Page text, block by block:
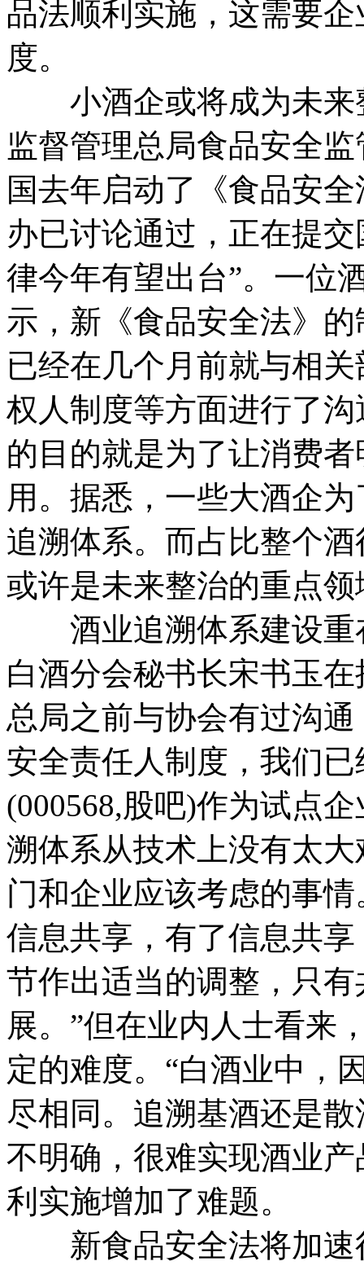
品法顺利实施，这需要
度。
小酒企或将成为未来
监督管理总局食品安全
国去年启动了《食品安
办已讨论通过，正在提
律今年有望出台”。一位
示，新《食品安全法》
已经在几个月前就与相
权人制度等方面进行了
的目的就是为了让消费
用。据悉，一些大酒企
追溯体系。而占比整个
或许是未来整治的重点领
酒业追溯体系建设重
白酒分会秘书长宋书玉
总局之前与协会有过沟
安全责任人制度，我们
(000568,股吧)作为试点
溯体系从技术上没有太
门和企业应该考虑的事
信息共享，有了信息共
节作出适当的调整，只
展。”但在业内人士看来
定的难度。“白酒业中，
尽相同。追溯基酒还是
不明确，很难实现酒业
利实施增加了难题。
新食品安全法将加速